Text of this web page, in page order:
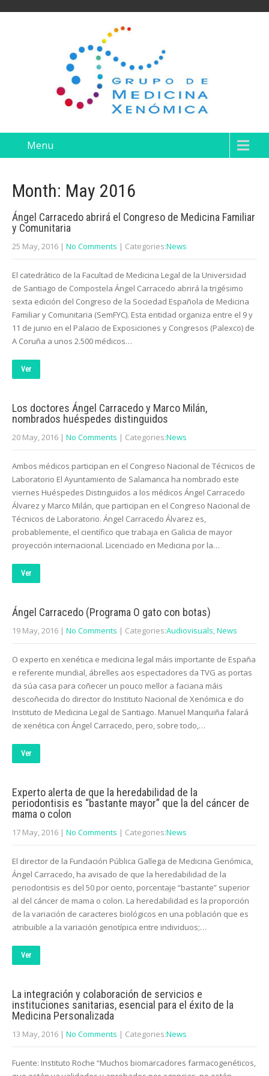
Menu
Month: May 2016
Ángel Carracedo abrirá el Congreso de Medicina Familiar
y Comunitaria
25 May, 2016 | No Comments | Categories:News
El catedrático de la Facultad de Medicina Legal de la Universidad
de Santiago de Compostela Ángel Carracedo abrirá la trigésimo
sexta edición del Congreso de la Sociedad Española de Medicina
Familiar y Comunitaria (SemFYC). Esta entidad organiza entre el 9 y
11 de junio en el Palacio de Exposiciones y Congresos (Palexco) de
A Coruña a unos 2.500 médicos…
Ver
Los doctores Ángel Carracedo y Marco Milán,
nombrados huéspedes distinguidos
20 May, 2016 | No Comments | Categories:News
Ambos médicos participan en el Congreso Nacional de Técnicos de
Laboratorio El Ayuntamiento de Salamanca ha nombrado este
viernes Huéspedes Distinguidos a los médicos Ángel Carracedo
Álvarez y Marco Milán, que participan en el Congreso Nacional de
Técnicos de Laboratorio. Ángel Carracedo Álvarez es,
probablemente, el científico que trabaja en Galicia de mayor
proyección internacional. Licenciado en Medicina por la…
Ver
Ángel Carracedo (Programa O gato con botas)
19 May, 2016 | No Comments | Categories:Audiovisuals,News
O experto en xenética e medicina legal máis importante de España
e referente mundial, ábrelles aos espectadores da TVG as portas
da súa casa para coñecer un pouco mellor a faciana máis
descoñecida do director do Instituto Nacional de Xenómica e do
Instituto de Medicina Legal de Santiago. Manuel Manquiña falará
de xenética con Ángel Carracedo, pero, sobre todo,…
Ver
Experto alerta de que la heredabilidad de la
periodontisis es “bastante mayor” que la del cáncer de
mama o colon
17 May, 2016 | No Comments | Categories:News
El director de la Fundación Pública Gallega de Medicina Genómica,
Ángel Carracedo, ha avisado de que la heredabilidad de la
periodontisis es del 50 por ciento, porcentaje “bastante” superior
al del cáncer de mama o colon. La heredabilidad es la proporción
de la variación de caracteres biológicos en una población que es
atribuible a la variación genotípica entre individuos;…
Ver
La integración y colaboración de servicios e
instituciones sanitarias, esencial para el éxito de la
Medicina Personalizada
13 May, 2016 | No Comments | Categories:News
Fuente: Instituto Roche “Muchos biomarcadores farmacogenéticos,